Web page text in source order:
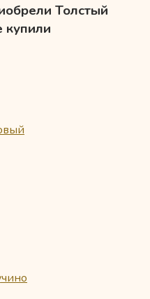
Толстый
купили